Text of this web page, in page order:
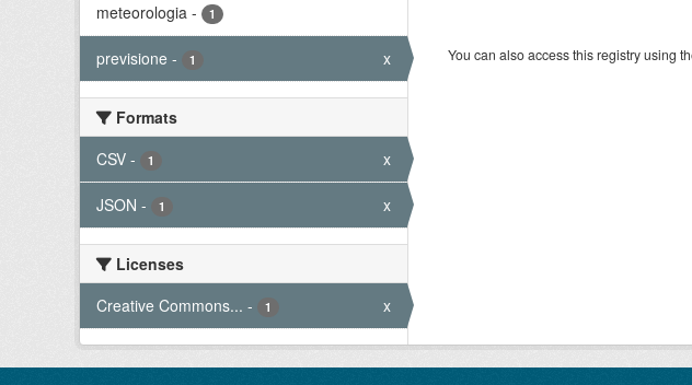
meteorologia - 1
previsione - 1 x
Formats
CSV - 1 x
JSON - 1 x
Licenses
Creative Commons... - 1 x
You can also access this registry using